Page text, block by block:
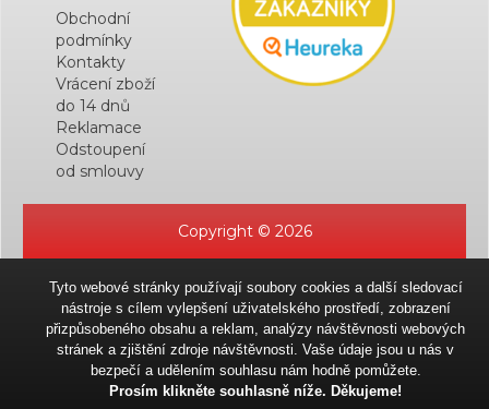
Obchodní
podmínky
Kontakty
Vrácení zboží
do 14 dnů
Reklamace
Odstoupení
od smlouvy
Copyright © 2026
Tyto webové stránky používají soubory cookies a další sledovací
nástroje s cílem vylepšení uživatelského prostředí, zobrazení
přizpůsobeného obsahu a reklam, analýzy návštěvnosti webových
stránek a zjištění zdroje návštěvnosti. Vaše údaje jsou u nás v
bezpečí a udělením souhlasu nám hodně pomůžete.
Prosím klikněte souhlasně níže. Děkujeme!